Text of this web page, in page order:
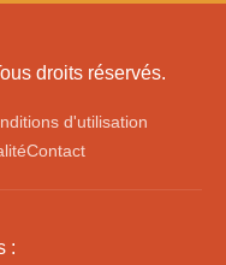
droits réservés.
d'utilisation
Contact
: